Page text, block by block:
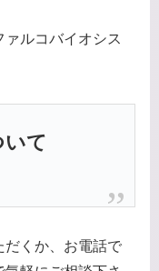
ルコバイオシス
いて
だくか、お電話で